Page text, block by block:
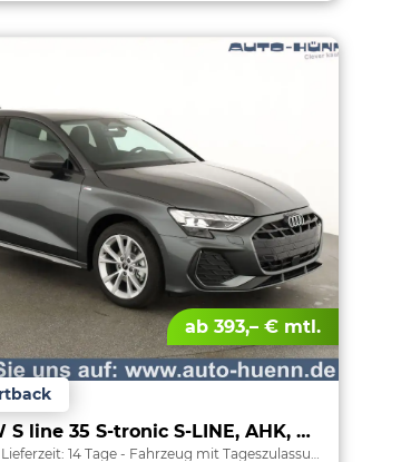
ab 393,– € mtl.
TFSI 110 kW S line 35 S-tronic S-LINE, AHK, Matrix, Navi, el. Klappe, Kamera, Winter, 3 J.-Garantie
14 Tage Fahrzeug mit Tageszulassung